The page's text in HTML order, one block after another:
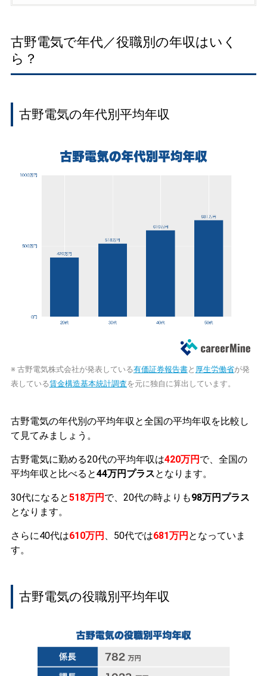
古野電気で年代／役職別の年収はいく
ら？
古野電気の年代別平均年収
※ 古野電気株式会社が発表している有価証券報告書と 厚生労働省が発
表している賃金構造基本統計調査を元に独自に算出しています。
古野電気の年代別の平均年収と全国の平均年収を比較し
て見てみましょう。
古野電気に勤める20代の平均年収は420万円 で、全国の
平均年収と比べると44万円プラスとなります。
30代になると518万円 で、20代の時よりも98万円プラス
となります。
さらに40代は610万円 、50代では681万円 となっていま
す。
古野電気の役職別平均年収